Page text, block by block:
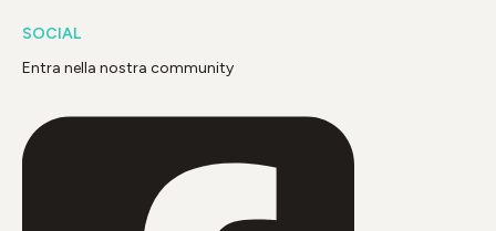
SOCIAL
Entra nella nostra community